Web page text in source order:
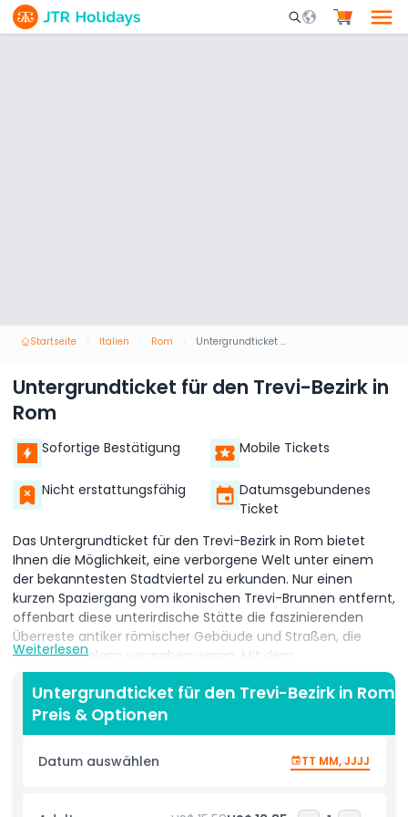
Mobile Search
Startseite Italien Rom Untergrundticket für den Trevi-Bezirk in Rom
Untergrundticket für den Trevi-Bezirk in
Rom
Sofortige Bestätigung Mobile Tickets
Nicht erstattungsfähig
Datumsgebundenes
Ticket
Das Untergrundticket für den Trevi-Bezirk in Rom bietet
Ihnen die Möglichkeit, eine verborgene Welt unter einem
der bekanntesten Stadtviertel zu erkunden. Nur einen
kurzen Spaziergang vom ikonischen Trevi-Brunnen entfernt,
offenbart diese unterirdische Stätte die faszinierenden
Überreste antiker römischer Gebäude und Straßen, die
jahrhundertelang vergraben waren. Mit dem
Untergrundticket für den Trevi-Bezirk in Rom können Sie
archäologische Schätze entdecken, darunter Teile einer
antiken römischen Domus, Mosaike und Wassersysteme,
die einst mit dem berühmten Aqua Virgo-Aquädukt
verbunden waren.
Weiterlesen
Untergrundticket für den Trevi-Bezirk in Rom
Preis & Optionen
Datum auswählen TT MM, JJJJ